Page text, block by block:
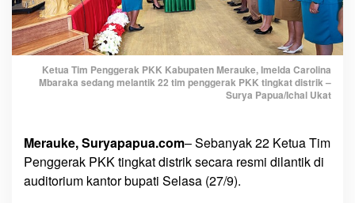
a
r
a
k
a
n
t
Ketua Tim Penggerak PKK Kabupaten Merauke, Imelda Carolina
Mbaraka sedang melantik 22 tim penggerak PKK tingkat distrik –
Surya Papua/Ichal Ukat
Merauke, Suryapapua.com– Sebanyak 22 Ketua Tim
Penggerak PKK tingkat distrik secara resmi dilantik di
auditorium kantor bupati Selasa (27/9).